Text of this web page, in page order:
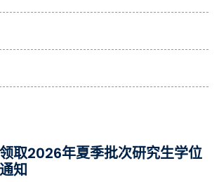
领取2026年夏季批次研究生学位
知